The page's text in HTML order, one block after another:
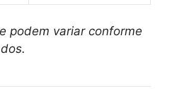
podem variar conforme